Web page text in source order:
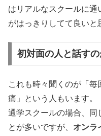
はリアルなスクールに通
がはっきりしてて良いと
初対面の人と話す
これも時々聞くのが「
痛」という人もいます。
通学スクールの場合、同
とが多いですが、 オンラ